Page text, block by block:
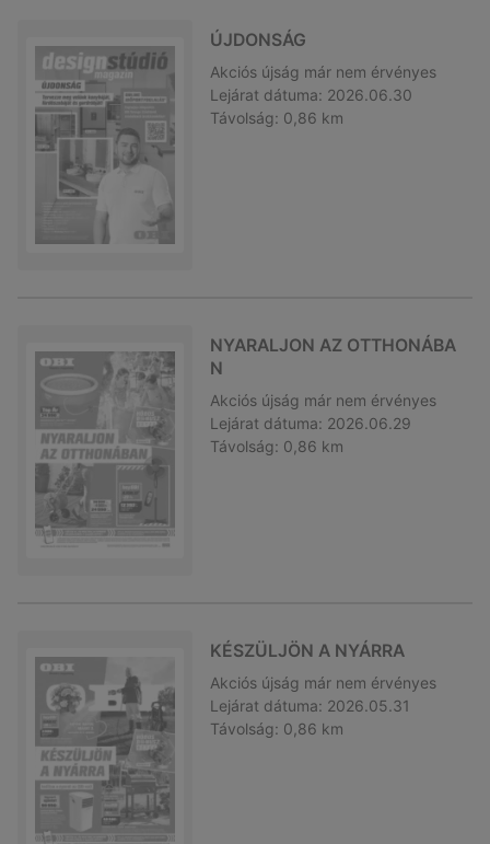
ÚJDONSÁG
Akciós újság már nem érvényes
Lejárat dátuma: 2026.06.30
Távolság: 0,86 km
NYARALJON AZ OTTHONÁBA
N
Akciós újság már nem érvényes
Lejárat dátuma: 2026.06.29
Távolság: 0,86 km
KÉSZÜLJÖN A NYÁRRA
Akciós újság már nem érvényes
Lejárat dátuma: 2026.05.31
Távolság: 0,86 km